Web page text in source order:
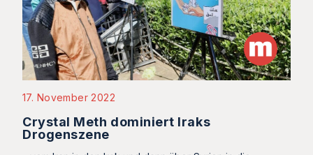
17. November 2022
Crystal Meth dominiert Iraks
Drogenszene